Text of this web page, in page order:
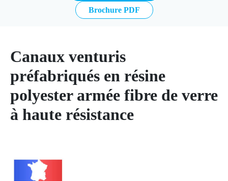
Brochure PDF
Canaux venturis
préfabriqués en résine
polyester armée fibre de verre
à haute résistance